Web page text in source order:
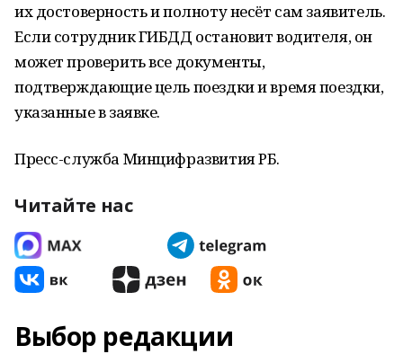
их достоверность и полноту несёт сам заявитель.
Если сотрудник ГИБДД остановит водителя, он
может проверить все документы,
подтверждающие цель поездки и время поездки,
указанные в заявке.
Пресс-служба Минцифразвития РБ.
Читайте нас
Выбор редакции